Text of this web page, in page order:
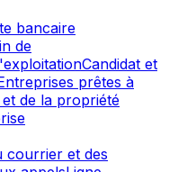
bancaire
de
Candidat et
prêtes à
de la propriété
courrier et des